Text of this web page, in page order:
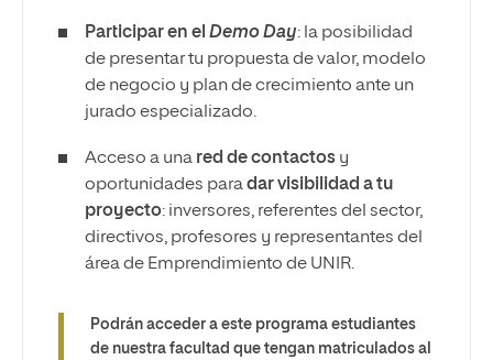
Participar en el Demo Day: la posibilidad
de presentar tu propuesta de valor, modelo
de negocio y plan de crecimiento ante un
jurado especializado.
Acceso a una red de contactos y
oportunidades paradar visibilidad a tu
proyecto: inversores, referentes del sector,
directivos, profesores y representantes del
área de Emprendimiento de UNIR.
Podrán acceder a este programa estudiantes
de nuestra facultad que tengan matriculados al